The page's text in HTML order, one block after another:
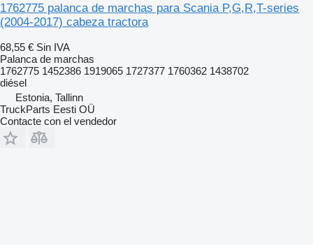
1762775 palanca de marchas para Scania P,G,R,T-series
(2004-2017) cabeza tractora
68,55 € Sin IVA
Palanca de marchas
1762775 1452386 1919065 1727377 1760362 1438702
diésel
Estonia, Tallinn
TruckParts Eesti OÜ
Contacte con el vendedor